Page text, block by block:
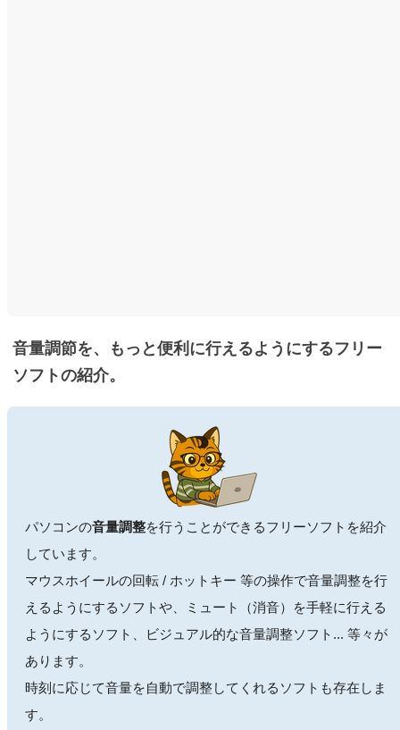
音量調節を、もっと便利に行えるようにするフリー
ソフトの紹介。
パソコンの音量調整を行うことができるフリーソフトを紹介
しています。
マウスホイールの回転 / ホットキー 等の操作で音量調整を行
えるようにするソフトや、ミュート（消音）を手軽に行える
ようにするソフト、ビジュアル的な音量調整ソフト... 等々が
あります。
時刻に応じて音量を自動で調整してくれるソフトも存在しま
す。